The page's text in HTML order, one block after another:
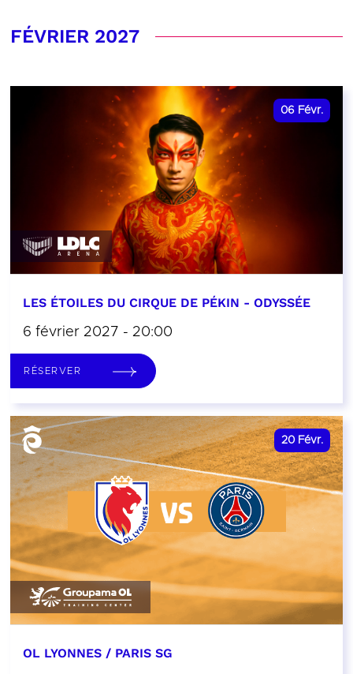
FÉVRIER 2027
06 Févr.
LES ÉTOILES DU CIRQUE DE PÉKIN - ODYSSÉE
6 février 2027 - 20:00
RÉSERVER
20 Févr.
OL LYONNES / PARIS SG